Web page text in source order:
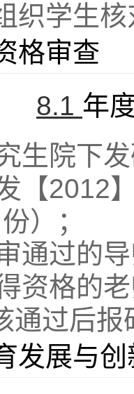
织学生
格审查
8.1 年
生院下
【2012
）；
通过的
资格的
通过后
发展与创